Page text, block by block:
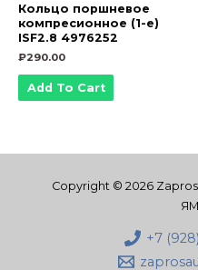
Кольцо поршневое
компресионное (1-е)
ISF2.8 4976252
₽290.00
Add To Cart
Copyright © 2026
+7